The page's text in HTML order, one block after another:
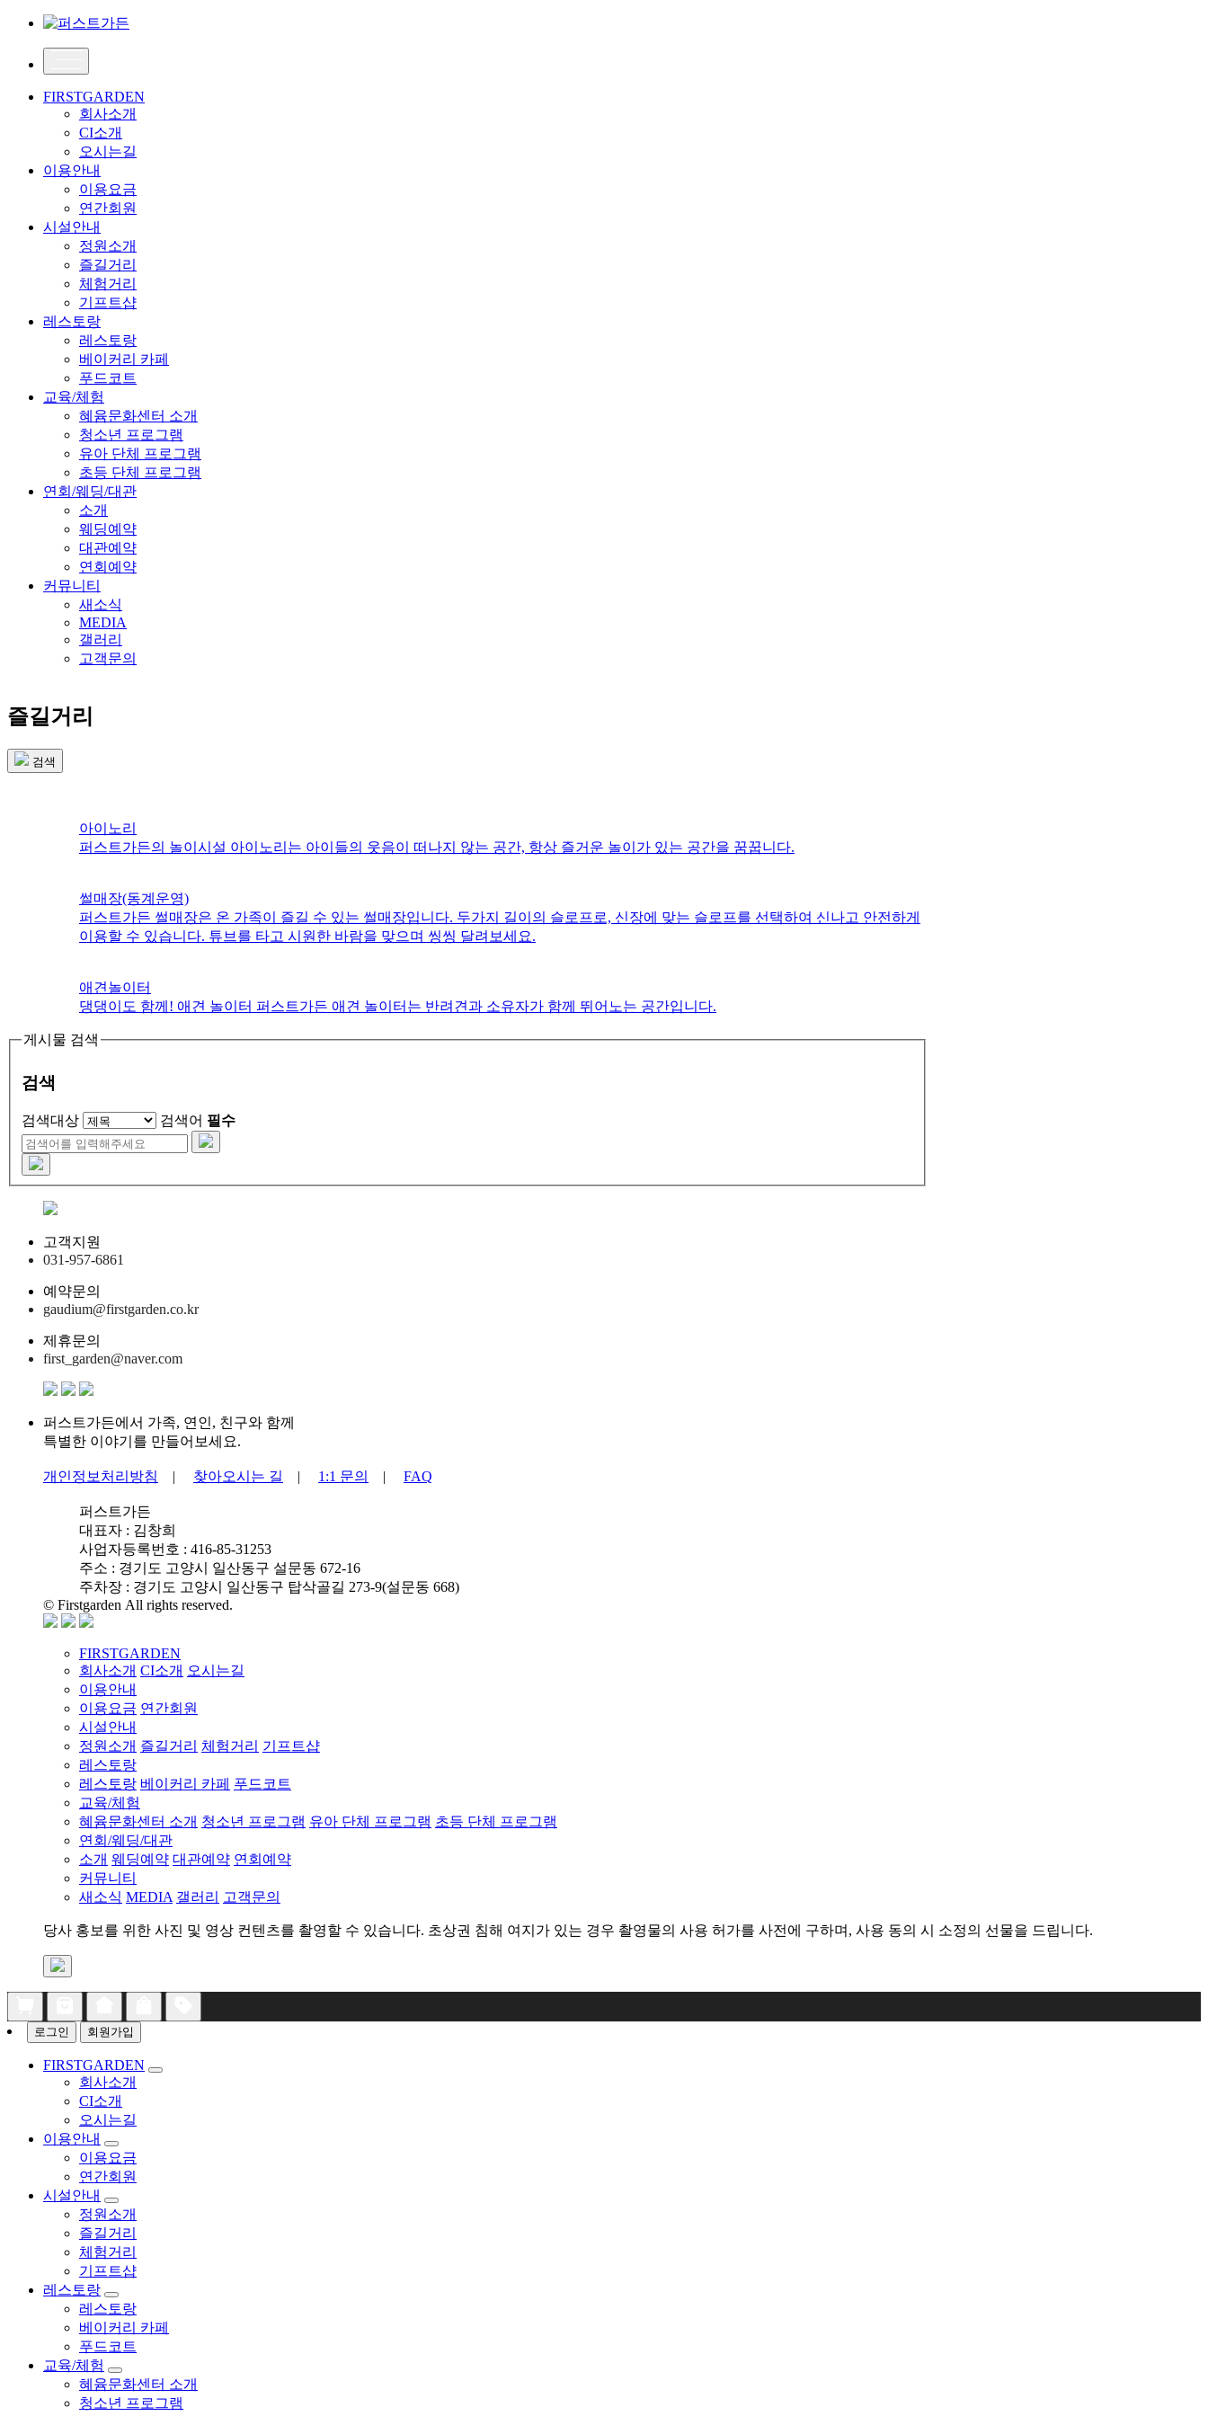
FIRSTGARDEN
회사소개
CI소개
오시는길
이용안내
이용요금
연간회원
시설안내
정원소개
즐길거리
체험거리
기프트샵
레스토랑
레스토랑
베이커리 카페
푸드코트
교육/체험
혜윰문화센터 소개
청소년 프로그램
유아 단체 프로그램
초등 단체 프로그램
연회/웨딩/대관
소개
웨딩예약
대관예약
연회예약
커뮤니티
새소식
MEDIA
갤러리
고객문의
즐길거리
검색
아이노리
퍼스트가든의 놀이시설 아이노리는 아이들의 웃음이 떠나지 않는 공간, 항상 즐거운 놀이가 있는 공간을 꿈꿉니다.
썰매장(동계운영)
퍼스트가든 썰매장은 온 가족이 즐길 수 있는 썰매장입니다. 두가지 길이의 슬로프로, 신장에 맞는 슬로프를 선택하여 신나고 안전하게
이용할 수 있습니다. 튜브를 타고 시원한 바람을 맞으며 씽씽 달려보세요.
애견놀이터
댕댕이도 함께! 애견 놀이터 퍼스트가든 애견 놀이터는 반려견과 소유자가 함께 뛰어노는 공간입니다.
검색
게시물 검색
검색대상 검색어 필수
고객지원
031-957-6861
예약문의
gaudium@firstgarden.co.kr
제휴문의
first_garden@naver.com
퍼스트가든에서 가족, 연인, 친구와 함께
특별한 이야기를 만들어보세요.
개인정보처리방침 | 찾아오시는 길 | 1:1 문의 | FAQ
퍼스트가든
대표자 : 김창희
사업자등록번호 : 416-85-31253
주소 : 경기도 고양시 일산동구 설문동 672-16
주차장 : 경기도 고양시 일산동구 탑삭골길 273-9(설문동 668)
© Firstgarden All rights reserved.
FIRSTGARDEN
회사소개 CI소개 오시는길
이용안내
이용요금 연간회원
시설안내
정원소개 즐길거리 체험거리 기프트샵
레스토랑
레스토랑 베이커리 카페 푸드코트
교육/체험
혜윰문화센터 소개 청소년 프로그램 유아 단체 프로그램 초등 단체 프로그램
연회/웨딩/대관
소개 웨딩예약 대관예약 연회예약
커뮤니티
새소식 MEDIA 갤러리 고객문의
당사 홍보를 위한 사진 및 영상 컨텐츠를 촬영할 수 있습니다. 초상권 침해 여지가 있는 경우 촬영물의 사용 허가를 사전에 구하며, 사용 동의 시 소정의 선물을 드립니다.
로그인 회원가입
FIRSTGARDEN
회사소개
CI소개
오시는길
이용안내
이용요금
연간회원
시설안내
정원소개
즐길거리
체험거리
기프트샵
레스토랑
레스토랑
베이커리 카페
푸드코트
교육/체험
혜윰문화센터 소개
청소년 프로그램